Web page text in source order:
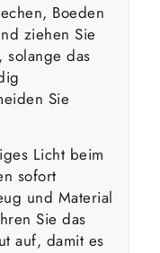
Boeden
ziehen Sie
solange das
Sie
Licht beim
sofort
und Material
Sie das
auf, damit es